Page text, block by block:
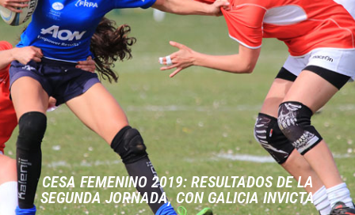
CESA FEMENINO 2019: RESULTADOS DE LA
SEGUNDA JORNADA, CON GALICIA INVICTA